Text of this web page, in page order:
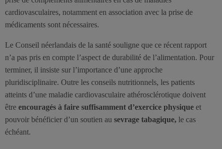
cardiovasculaires, notamment en association avec la prise de
médicaments sont nécessaires.
Le Conseil néerlandais de la santé souligne que ce récent rapport
n’a pas pris en compte l’aspect de durabilité de l’alimentation. Pour
terminer, il insiste sur l’importance d’une approche
pluridisciplinaire. Outre les conseils nutritionnels, les patients
atteints d’une maladie cardiovasculaire athérosclérotique doivent
être encouragés à faire suffisamment d’exercice physique et
pouvoir bénéficier d’un soutien au sevrage tabagique, le cas
échéant.